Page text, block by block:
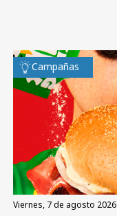
Campañas
viernes, 7 de agosto 2026